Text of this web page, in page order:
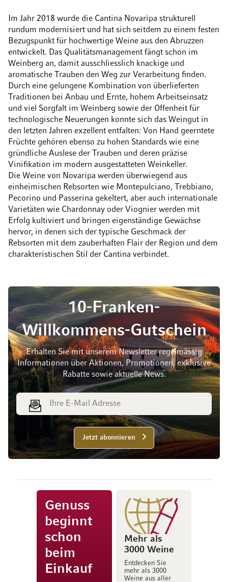
Im Jahr 2018 wurde die Cantina Novaripa strukturell
rundum modernisiert und hat sich seitdem zu einem festen
Bezugspunkt für hochwertige Weine aus den Abruzzen
entwickelt. Das Qualitätsmanagement fängt schon im
Weinberg an, damit ausschliesslich knackige und
aromatische Trauben den Weg zur Verarbeitung finden.
Durch eine gelungene Kombination von überlieferten
Traditionen bei Anbau und Ernte, hohem Arbeitseinsatz
und viel Sorgfalt im Weinberg sowie der Offenheit für
technologische Neuerungen konnte sich das Weingut in
den letzten Jahren exzellent entfalten: Von Hand geerntete
Früchte gehören ebenso zu hohen Standards wie eine
gründliche Auslese der Trauben und deren präzise
Vinifikation im modern ausgestatteten Weinkeller.
Die Weine von Novaripa werden überwiegend aus
einheimischen Rebsorten wie Montepulciano, Trebbiano,
Pecorino und Passerina gekeltert, aber auch internationale
Varietäten wie Chardonnay oder Viognier werden mit
Erfolg kultiviert und bringen eigenständige Gewächse
hervor, in denen sich der typische Geschmack der
Rebsorten mit dem zauberhaften Flair der Region und dem
charakteristischen Stil der Cantina verbindet.
10-Franken-
Willkommens-Gutschein
Erhalten Sie mit unserem Newsletter regelmässig
Informationen über Aktionen, Promotionen, exklusive
Rabatte sowie aktuelle News.
E-Mail Adresse
Jetzt abonnieren
Genuss
beginnt
schon
beim
Einkauf
Mehr als
3000 Weine
Entdecken Sie
mehr als 3000
Weine aus aller